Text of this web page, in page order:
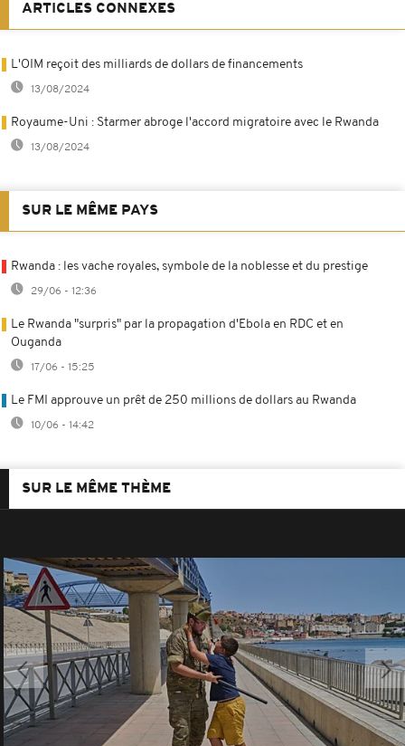
ARTICLES CONNEXES
L'OIM reçoit des milliards de dollars de financements
13/08/2024
Royaume-Uni : Starmer abroge l'accord migratoire avec le Rwanda
13/08/2024
SUR LE MÊME PAYS
Rwanda : les vache royales, symbole de la noblesse et du prestige
29/06 - 12:36
Le Rwanda "surpris" par la propagation d'Ebola en RDC et en
Ouganda
17/06 - 15:25
Le FMI approuve un prêt de 250 millions de dollars au Rwanda
10/06 - 14:42
SUR LE MÊME THÈME